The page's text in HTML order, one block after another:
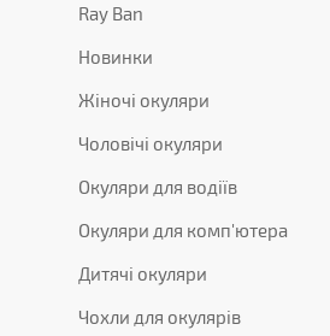
Ray Ban
Новинки
Жіночі окуляри
Чоловічі окуляри
Окуляри для водіїв
Окуляри для комп'ютера
Дитячі окуляри
Чохли для окулярів